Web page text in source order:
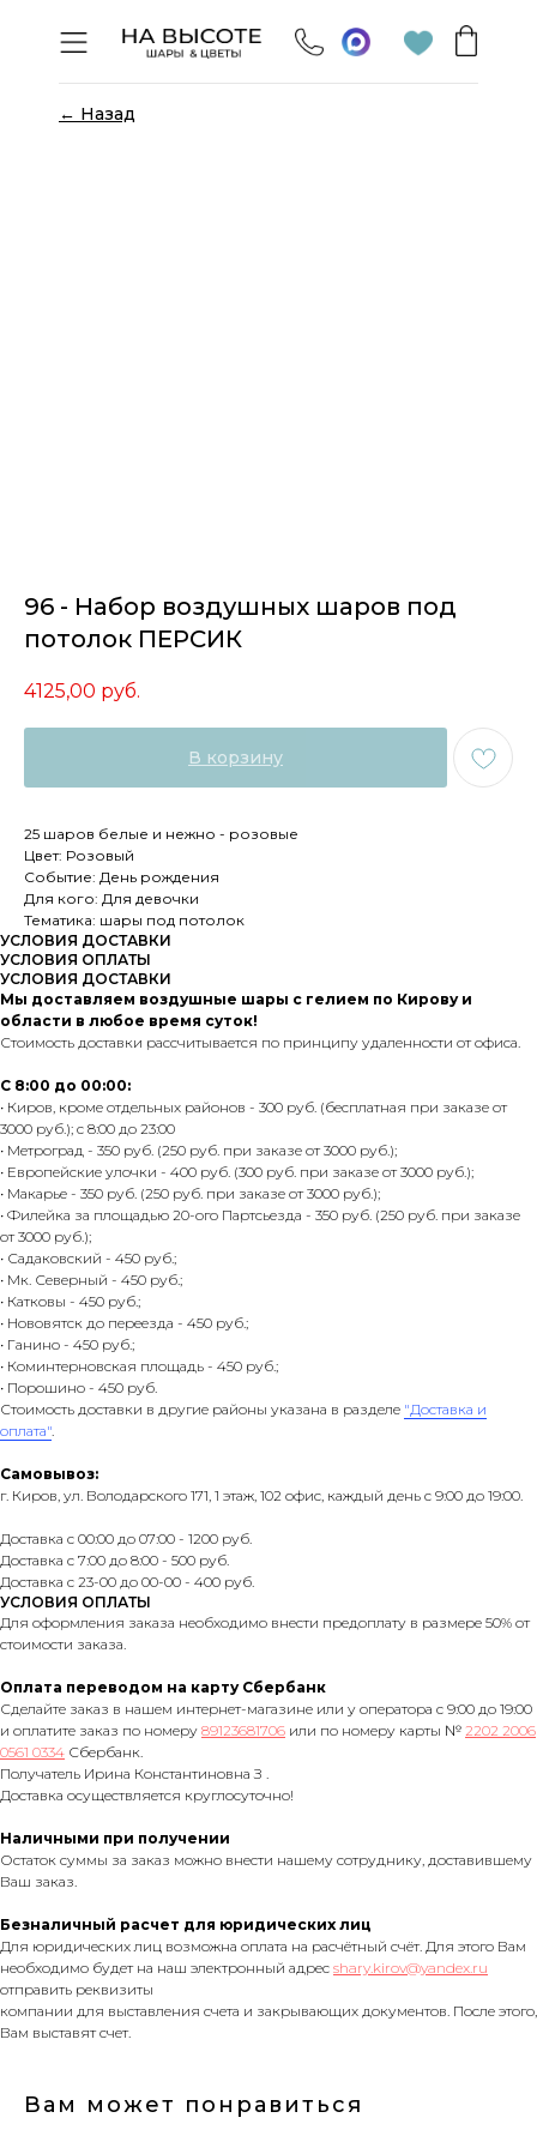
← Назад
96 - Набор воздушных шаров под
потолок ПЕРСИК
4125,00 руб.
В корзину
25 шаров белые и нежно - розовые
Цвет: Розовый
Событие: День рождения
Для кого: Для девочки
Тематика: шары под потолок
УСЛОВИЯ ДОСТАВКИ
УСЛОВИЯ ОПЛАТЫ
УСЛОВИЯ ДОСТАВКИ
Мы доставляем воздушные шары с гелием по Кирову и
области в любое время суток!
Стоимость доставки рассчитывается по принципу удаленности от офиса.
С 8:00 до 00:00:
• Киров, кроме отдельных районов - 300 руб. (бесплатная при заказе от
3000 руб.); с 8:00 до 23:00
• Метроград - 350 руб. (250 руб. при заказе от 3000 руб.);
• Европейские улочки - 400 руб. (300 руб. при заказе от 3000 руб.);
• Макарье - 350 руб. (250 руб. при заказе от 3000 руб.);
• Филейка за площадью 20-ого Партсьезда - 350 руб. (250 руб. при заказе
от 3000 руб.);
• Садаковский - 450 руб.;
• Мк. Северный - 450 руб.;
• Катковы - 450 руб.;
• Нововятск до переезда - 450 руб.;
• Ганино - 450 руб.;
• Коминтерновская площадь - 450 руб.;
• Порошино - 450 руб.
Стоимость доставки в другие районы указана в разделе "Доставка и
оплата".
Самовывоз:
г. Киров, ул. Володарского 171, 1 этаж, 102 офис, каждый день с 9:00 до 19:00.
Доставка с 00:00 до 07:00 - 1200 руб.
Доставка с 7:00 до 8:00 - 500 руб.
Доставка с 23-00 до 00-00 - 400 руб.
УСЛОВИЯ ОПЛАТЫ
Для оформления заказа необходимо внести предоплату в размере 50% от
стоимости заказа.
Оплата переводом на карту Сбербанк
Сделайте заказ в нашем интернет-магазине или у оператора с 9:00 до 19:00
и оплатите заказ по номеру 89123681706 или по номеру карты № 2202 2006
0561 0334 Сбербанк.
Получатель Ирина Константиновна З .
Доставка осуществляется круглосуточно!
Наличными при получении
Остаток суммы за заказ можно внести нашему сотруднику, доставившему
Ваш заказ.
Безналичный расчет для юридических лиц
Для юридических лиц возможна оплата на расчётный счёт. Для этого Вам
необходимо будет на наш электронный адрес shary.kirov@yandex.ru
отправить реквизиты
компании для выставления счета и закрывающих документов. После этого,
Вам выставят счет.
Вам может понравиться